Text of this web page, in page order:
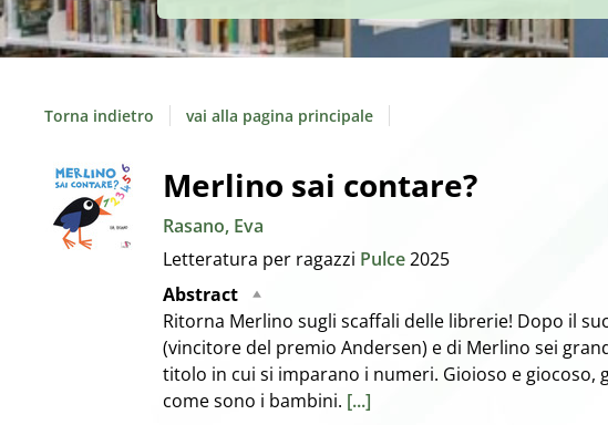
Torna indietro vai alla pagina principale
Dettaglio
del
documento
Merlino sai contare?
Rasano, Eva
Letteratura per ragazzi Pulce2025
Abstract
Ritorna Merlino sugli scaffali delle librerie! Dopo il
(vincitore del premio Andersen) e di Merlino sei
titolo in cui si imparano i numeri. Gioioso e giocoso,
come sono i bambini. [...]